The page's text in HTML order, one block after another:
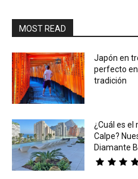
MOST READ
Japón en
perfecto
tradición
¿Cuál es el
Calpe?
Diamante